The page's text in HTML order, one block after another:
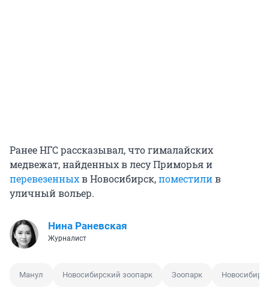
Ранее НГС рассказывал, что гималайских
медвежат, найденных в лесу Приморья и
перевезенныхв Новосибирск,поместилив
уличный вольер.
Нина Раневская
Журналист
Манул Новосибирский зоопарк Зоопарк